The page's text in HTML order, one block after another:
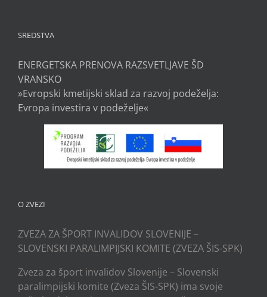
SREDSTVA
ENERGETSKA PRENOVA RAZSVETLJAVE ŠD
VRANSKO
»Evropski kmetijski sklad za razvoj podeželja:
Evropa investira v podeželje«
O ZVEZI
ZVEZA ZA ŠPORT INVALIDOV SLOVENIJE –
SLOVENSKI PARALIMPIJSKI KOMITE (ZVEZA ŠIS-SPK)
Zveza za šport invalidov Slovenije – Slovenski
paralimpijski komite (Zveza ŠIS-SPK) ima svoje